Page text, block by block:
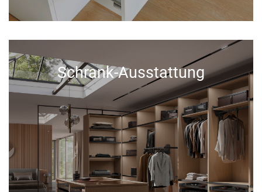
Schrank-Ausstattung